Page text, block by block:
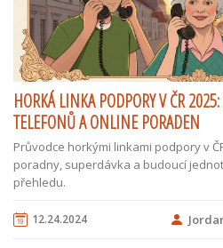
HORKÁ LINKA PODPORY V ČR
TELEFONŮ A ONLINE PORADEN
Průvodce horkými linkami podpory v
poradny, superdávka a budoucí
přehledu.
12.24.2024